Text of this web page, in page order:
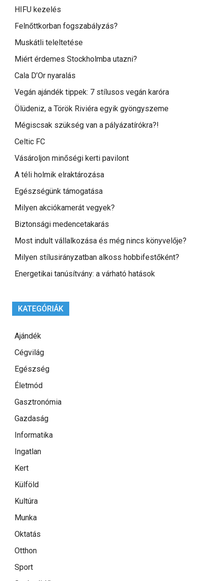
HIFU kezelés
Felnőttkorban fogszabályzás?
Muskátli teleltetése
Miért érdemes Stockholmba utazni?
Cala D’Or nyaralás
Vegán ajándék tippek: 7 stílusos vegán karóra
Ölüdeniz, a Török Riviéra egyik gyöngyszeme
Mégiscsak szükség van a pályázatírókra?!
Celtic FC
Vásároljon minőségi kerti pavilont
A téli holmik elraktározása
Egészségünk támogatása
Milyen akciókamerát vegyek?
Biztonsági medencetakarás
Most indult vállalkozása és még nincs könyvelője?
Milyen stílusirányzatban alkoss hobbifestőként?
Energetikai tanúsítvány: a várható hatások
KATEGÓRIÁK
Ajándék
Cégvilág
Egészség
Életmód
Gasztronómia
Gazdaság
Informatika
Ingatlan
Kert
Külföld
Kultúra
Munka
Oktatás
Otthon
Sport